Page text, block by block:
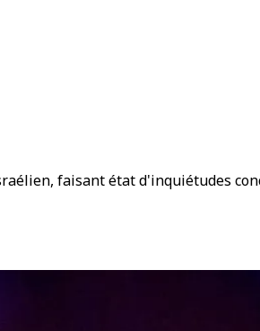
faisant état d'inquiétudes